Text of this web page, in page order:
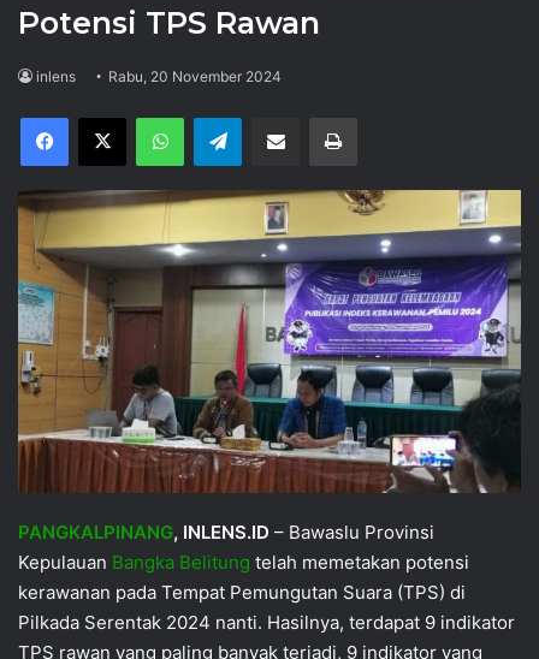
Potensi TPS Rawan
inlens Rabu, 20 November 2024
Facebook
X WhatsAppTelegram Share via Email Print
PANGKALPINANG, INLENS.ID – Bawaslu Provinsi
Kepulauan Bangka Belitung telah memetakan potensi
kerawanan pada Tempat Pemungutan Suara (TPS) di
Pilkada Serentak 2024 nanti. Hasilnya, terdapat 9 indikator
TPS rawan yang paling banyak terjadi, 9 indikator yang